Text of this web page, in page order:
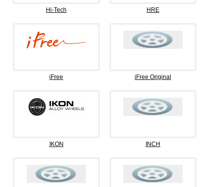
Hi-Tech HRE
iFree iFree Original
IKON INCH